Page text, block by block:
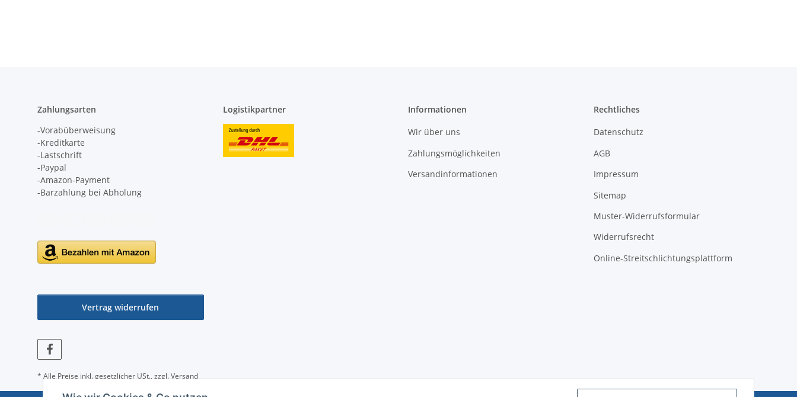
Zahlungsarten
-Vorabüberweisung
-Kreditkarte
-Lastschrift
-Paypal
-Amazon-Payment
-Barzahlung bei Abholung
Logistikpartner Informationen
Wir über uns
Zahlungsmöglichkeiten
Versandinformationen
Rechtliches
Datenschutz
AGB
Impressum
Sitemap
Muster-Widerrufsformular
Widerrufsrecht
Online-Streitschlichtungsplattform
Vertrag widerrufen
* Alle Preise inkl. gesetzlicher USt., zzgl.Versand